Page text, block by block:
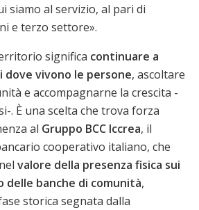
siamo al servizio, al pari di
e terzo settore».
significa continuare a
vivono le persone, ascoltare
e accompagnarne la crescita -
. È una scelta che trova forza
al Gruppo BCC Iccrea, il
cooperativo italiano, che
valore della presenza fisica sui
banche di comunità,
storica segnata dalla